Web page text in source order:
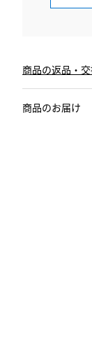
商品の返品・
商品のお届け